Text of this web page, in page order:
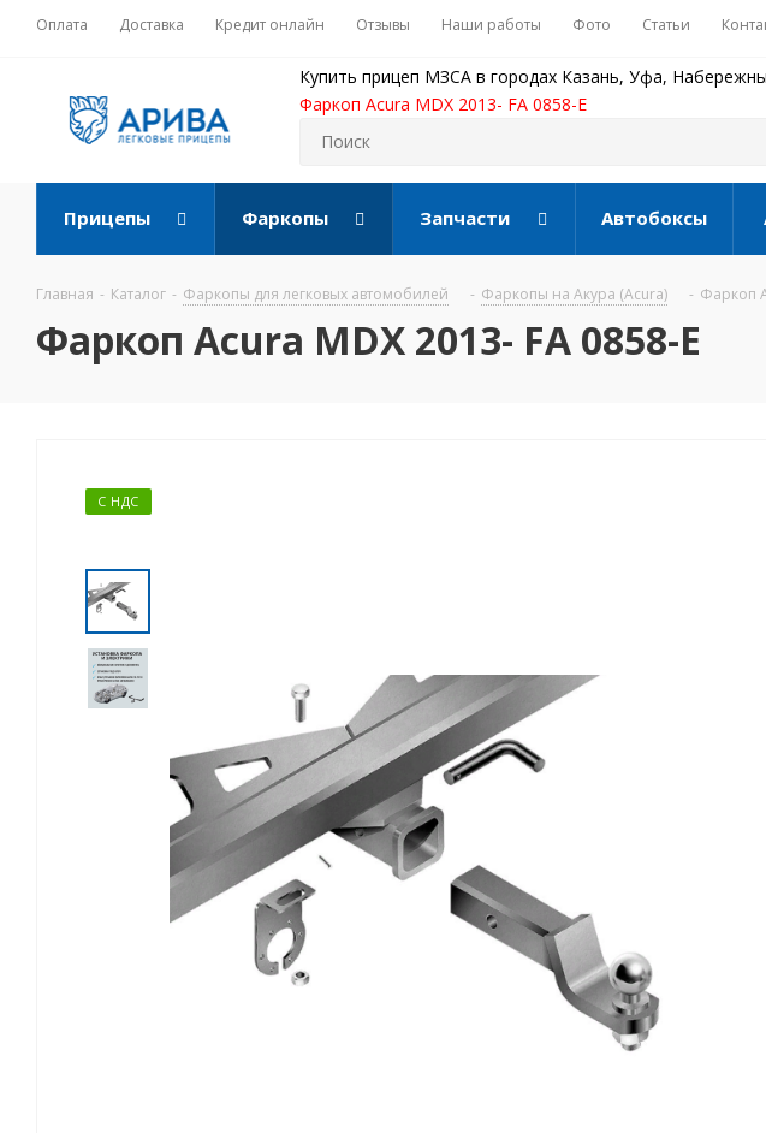
Оплата Доставка Кредит онлайн Отзывы Наши работы Фото Статьи
Купить прицеп МЗСА в городах Казань, Уфа,
Фаркоп Acura MDX 2013- FA 0858-E
Прицепы Фаркопы Запчасти Автобоксы
Главная - Каталог - Фаркопы для легковых автомобилей - Фаркопы на Акура (Acura) - Фаркоп
Фаркоп Acura MDX 2013- FA 0858-E
С НДС